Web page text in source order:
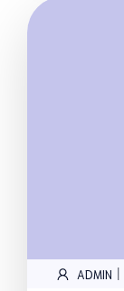
ADMIN |